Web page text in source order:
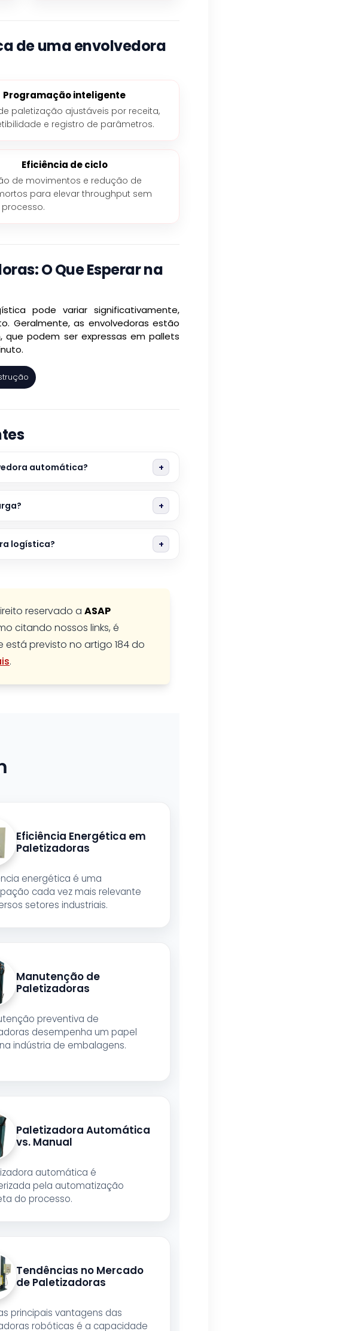
de uma envolvedora
Programação inteligente
paletização ajustáveis por receita,
e registro de parâmetros.
Eficiência de ciclo
de movimentos e redução de
para elevar throughput sem
processo.
O Que Esperar na
pode variar significativamente,
Geralmente, as envolvedoras estão
podem ser expressas em pallets
automática?
logística?
reservado a ASAP
citando nossos links, é
previsto no artigo 184 do
.
Eficiência Energética em
Paletizadoras
energética é uma
cada vez mais relevante
setores industriais.
Manutenção de
Paletizadoras
preventiva de
desempenha um papel
indústria de embalagens.
Paletizadora Automática
vs. Manual
automática é
pela automatização
do processo.
Tendências no Mercado
de Paletizadoras
principais vantagens das
robóticas é a capacidade